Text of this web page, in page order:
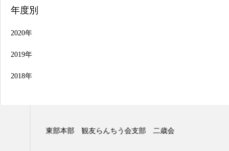
年度別
2020年
2019年
2018年
東部本部 観友らんちう会支部 二歳会